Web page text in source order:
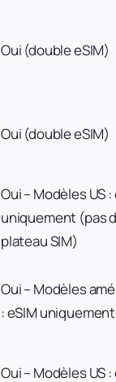
Oui (double eSIM)
Oui (double eSIM)
Oui – Modèles US :
uniquement (pas
plateau SIM)
Oui – Modèles
: eSIM uniquement
Oui – Modèles US :